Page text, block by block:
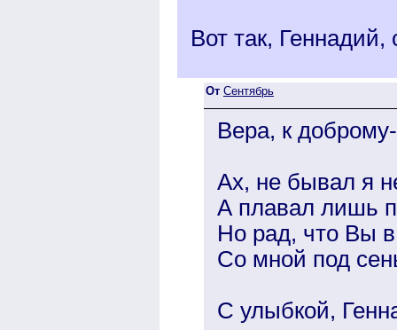
Вот так,
От Сентябрь
Вера, к
Ах, не бывал я
А плавал лишь
Но рад, что Вы
Со мной под
С улыбкой,